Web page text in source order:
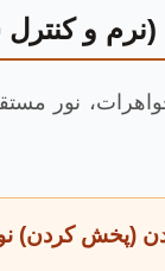
(نرم و
(پخش کردن)